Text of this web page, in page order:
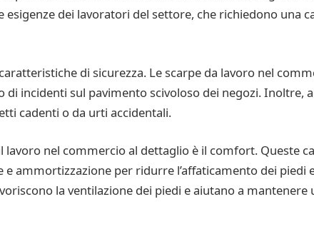
dei lavoratori del settore, che richiedono una
di sicurezza. Le scarpe da lavoro nel
incidenti sul pavimento scivoloso dei negozi. Inoltre,
cadenti o da urti accidentali.
lavoro nel commercio al dettaglio è il comfort. Queste
ammortizzazione per ridurre l’affaticamento dei piedi
la ventilazione dei piedi e aiutano a mantenere